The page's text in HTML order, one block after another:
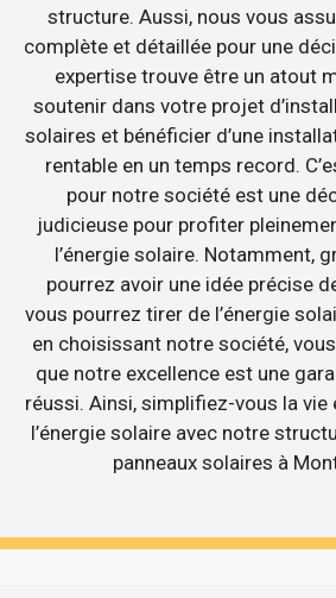
structure. Aussi, nous vous
complète et détaillée pour une
expertise trouve être un atout
soutenir dans votre projet
solaires et bénéficier d’une
rentable en un temps record.
pour notre société est une
judicieuse pour profiter
l’énergie solaire. Notamment,
pourrez avoir une idée précise
vous pourrez tirer de l’énergie
en choisissant notre société,
que notre excellence est une
réussi. Ainsi, simplifiez-vous la
l’énergie solaire avec notre
panneaux solaires à